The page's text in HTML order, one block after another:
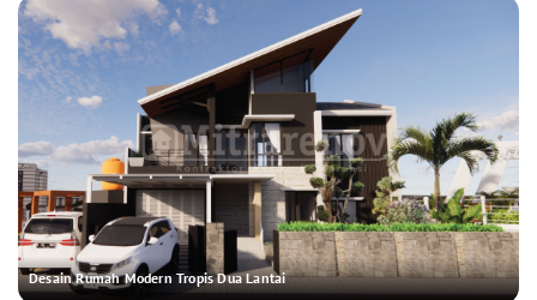
Desain Rumah Modern Tropis Dua Lantai